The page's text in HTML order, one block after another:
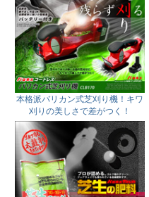
本格派バリカン式芝刈り機！キワ
刈りの美しさで差がつく！